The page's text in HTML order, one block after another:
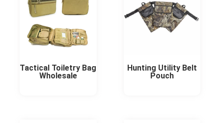
Tactical Toiletry Bag
Wholesale
Hunting Utility Belt
Pouch